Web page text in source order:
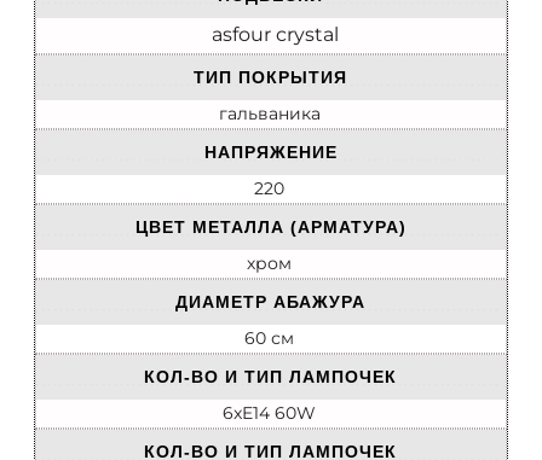
asfour crystal
ТИП ПОКРЫТИЯ
гальваника
НАПРЯЖЕНИЕ
220
ЦВЕТ МЕТАЛЛА (АРМАТУРА)
хром
ДИАМЕТР АБАЖУРА
60 см
КОЛ-ВО И ТИП ЛАМПОЧЕК
6xE14 60W
КОЛ-ВО И ТИП ЛАМПОЧЕК